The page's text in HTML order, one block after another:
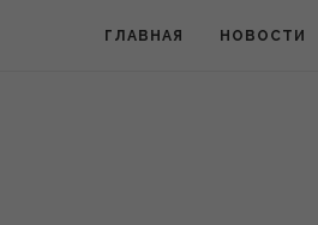
ГЛАВНАЯ НОВОСТИ